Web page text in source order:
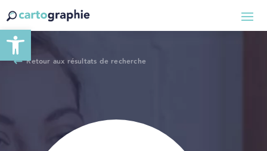
Ouvrir la barre d’outils
Retour aux résultats de recherche